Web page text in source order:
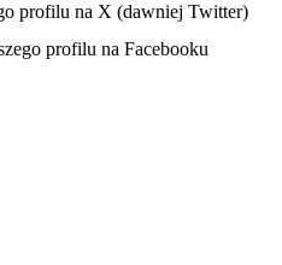
profilu na X (dawniej Twitter)
nowej karcieprofilu na Facebooku